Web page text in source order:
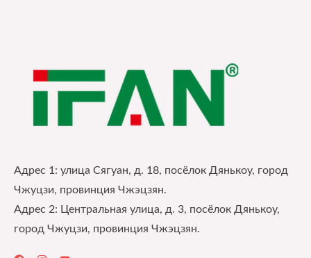
Адрес 1: улица Сягуан, д. 18, посёлок Дянькоу, город
Чжуцзи, провинция Чжэцзян.
Адрес 2: Центральная улица, д. 3, посёлок Дянькоу,
город Чжуцзи, провинция Чжэцзян.